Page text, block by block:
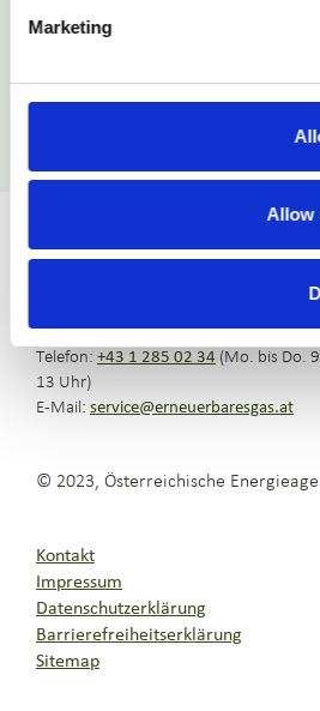
Marketing
Allow
SEG - Servicestelle
Mariahilfer Straße 136 • 1150 Wien •
Telefon: +43 1 285 02 34 (Mo. bis Do.
13 Uhr)
E-Mail: service@erneuerbaresgas.at
© 2023, Österreichische
Kontakt
Impressum
Datenschutzerklärung
Barrierefreiheitserklärung
Sitemap